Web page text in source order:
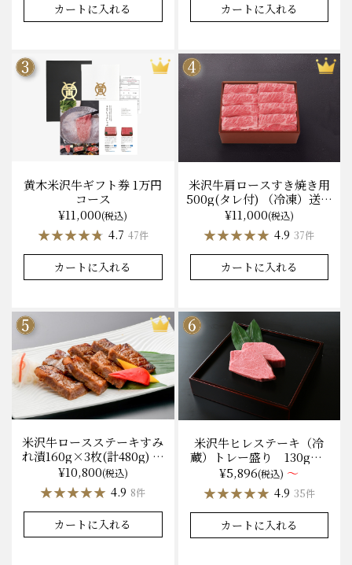
カートに入れる カートに入れる
黄木米沢牛ギフト券 1万円
コース
¥11,000(税込)
★★★★★
★★★★★ 4.7 47件
カートに入れる
米沢牛肩ロースすき焼き用
500g(タレ付) （冷凍）送料
無料 化粧箱入
¥11,000(税込)
★★★★★
★★★★★ 4.9 37件
カートに入れる
米沢牛ロースステーキすみ
れ漬160g×3枚(計480g) 木
箱入 味噌酒粕漬け/冷蔵
送料無料
¥10,800(税込)
★★★★★
★★★★★ 4.9 8件
カートに入れる
米沢牛ヒレステーキ（冷
蔵）トレー盛り 130g×1
枚から量り売り
¥5,896(税込) ～
★★★★★
★★★★★ 4.9 35件
カートに入れる